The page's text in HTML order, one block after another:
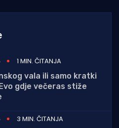
1 MIN. ČITANJA
vala ili samo kratki
gdje večeras stiže
3 MIN. ČITANJA